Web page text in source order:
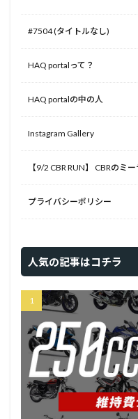
#7504 (タイトルなし)
HAQ portalって？
HAQ portalの中の人
Instagram Gallery
【9/2 CBR RUN】 CBRのミ
プライバシーポリシー
人気の記事はコチラ